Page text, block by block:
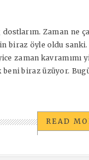
Zaman ne
biraz öyle oldu sanki.
zaman kavramımı
beni biraz üzüyor.
READ